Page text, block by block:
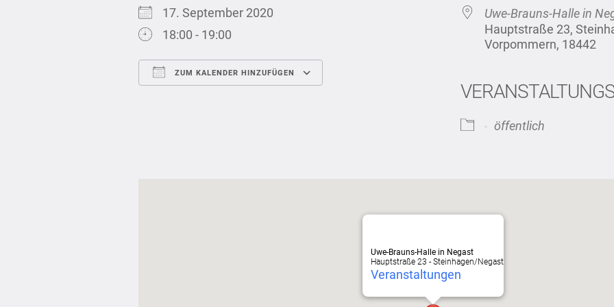
17. September 2020
18:00 - 19:00
ZUM KALENDER HINZUFÜGEN
iCalendar
Uwe-Brauns-Halle in
Hauptstraße 23,
Vorpommern, 18442
öffentlich
Uwe-Brauns-Halle in Negast
Hauptstraße 23 - Steinhagen/Negast
Veranstaltungen